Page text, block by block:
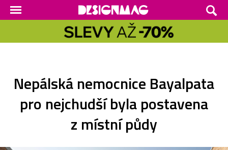
Nepálská nemocnice Bayalpata
pro nejchudší byla postavena
z místní půdy